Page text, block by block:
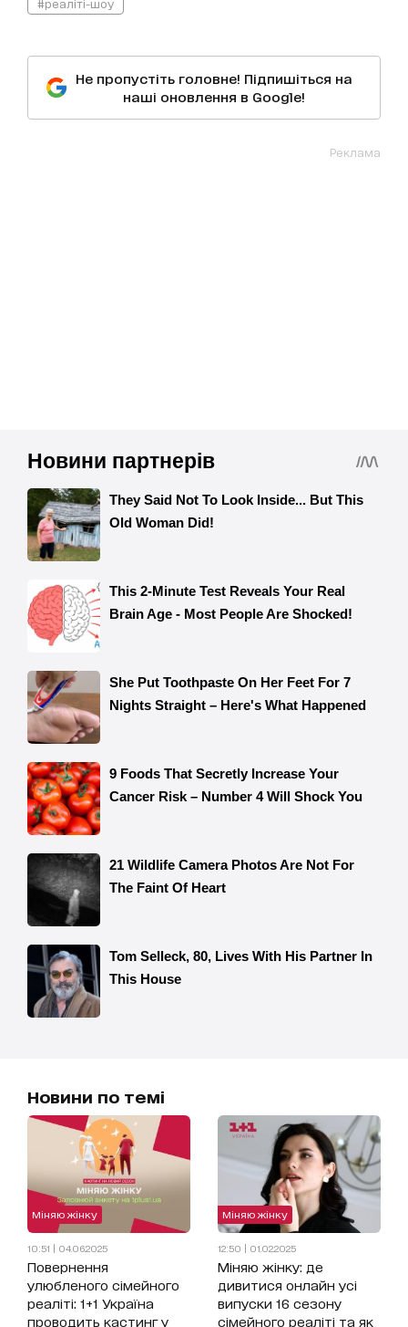
#реаліті-шоу
Не пропустіть головне! Підпишіться на
наші оновлення в Google!
Реклама
Новини по темі
Міняю жінку
10:51 | 04.06.2025
Повернення
улюбленого сімейного
реаліті: 1+1 Україна
проводить кастинг у
Міняю жінку
12:50 | 01.02.2025
Міняю жінку: де
дивитися онлайн усі
випуски 16 сезону
сімейного реаліті та як